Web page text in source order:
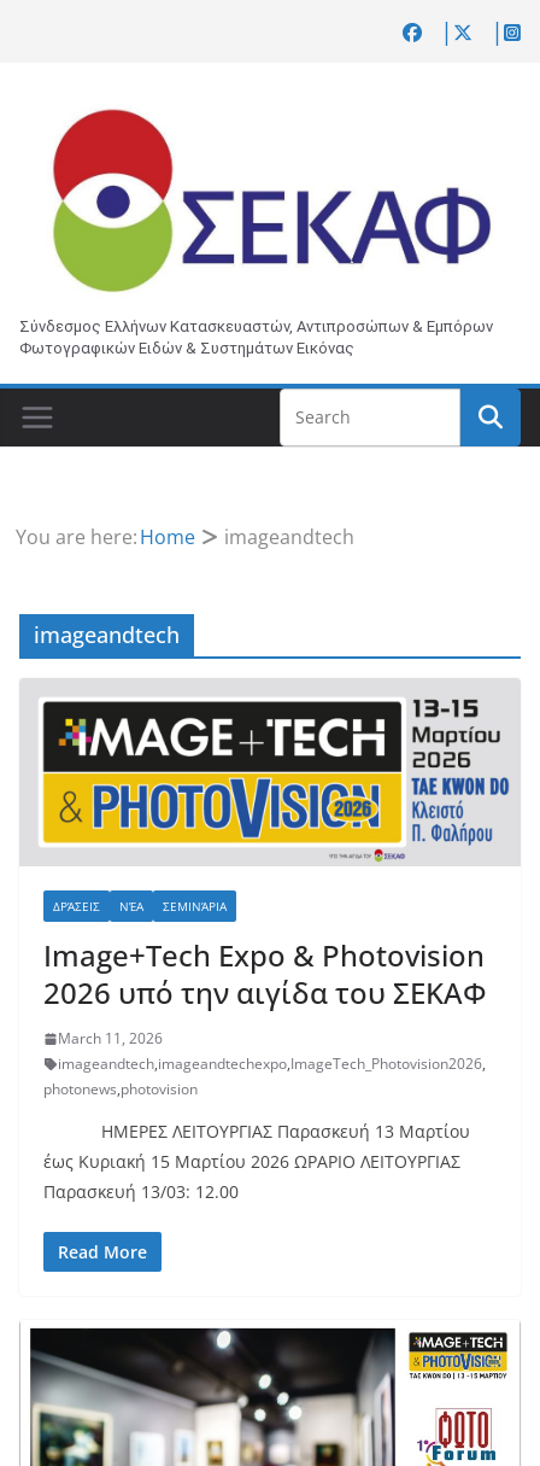
Σύνδεσμος Ελλήνων Κατασκευαστών, Αντιπροσώπων & Εμπόρων
Φωτογραφικών Ειδών & Συστημάτων Εικόνας
You are here:Home imageandtech
imageandtech
ΔΡΆΣΕΙΣ ΝΈΑ ΣΕΜΙΝΆΡΙΑ
Image+Tech Expo & Photovision
2026 υπό την αιγίδα του ΣΕΚΑΦ
March 11, 2026
imageandtech,imageandtechexpo,ImageTech_Photovision2026,
photonews,photovision
ΗΜΕΡΕΣ ΛΕΙΤΟΥΡΓΙΑΣ Παρασκευή 13 Μαρτίου
έως Κυριακή 15 Μαρτίου 2026 ΩΡΑΡΙΟ ΛΕΙΤΟΥΡΓΙΑΣ
Παρασκευή 13/03: 12.00
Read More